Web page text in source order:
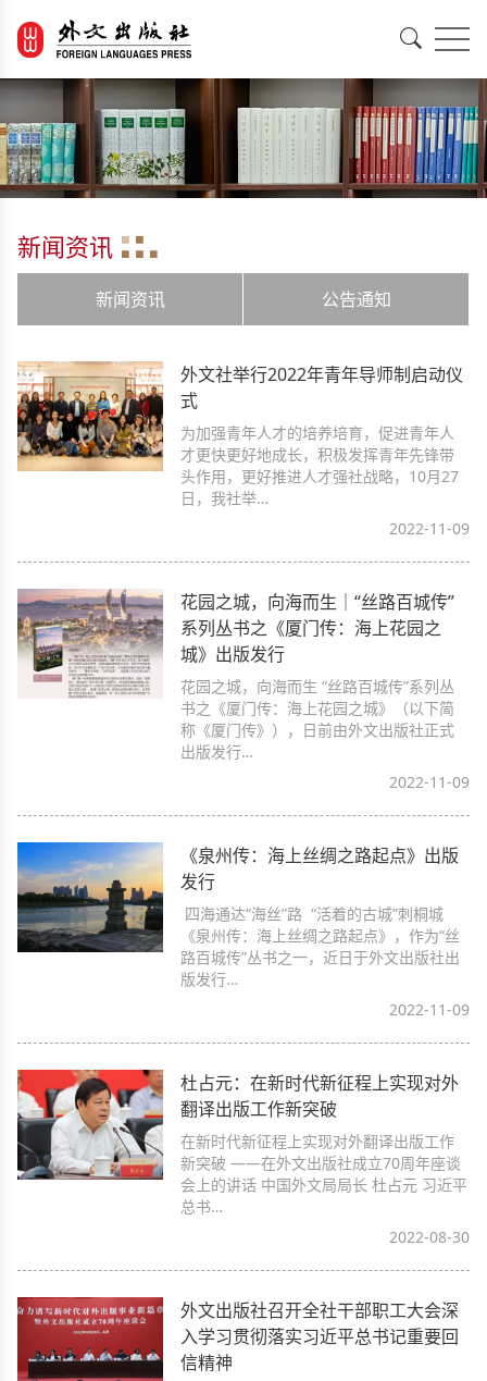
新闻资讯
新闻资讯 公告通知
外文社举行2022年青年导师制启动仪
式
为加强青年人才的培养培育，促进青年人
才更快更好地成长，积极发挥青年先锋带
头作用，更好推进人才强社战略，10月27
日，我社举…
2022-11-09
花园之城，向海而生｜“丝路百城传”
系列丛书之《厦门传：海上花园之
城》出版发行
花园之城，向海而生 “丝路百城传”系列丛
书之《厦门传：海上花园之城》（以下简
称《厦门传》），日前由外文出版社正式
出版发行…
2022-11-09
《泉州传：海上丝绸之路起点》出版
发行
四海通达“海丝”路 “活着的古城”刺桐城
《泉州传：海上丝绸之路起点》，作为“丝
路百城传”丛书之一，近日于外文出版社出
版发行…
2022-11-09
杜占元：在新时代新征程上实现对外
翻译出版工作新突破
在新时代新征程上实现对外翻译出版工作
新突破 ——在外文出版社成立70周年座谈
会上的讲话 中国外文局局长 杜占元 习近平
总书…
2022-08-30
外文出版社召开全社干部职工大会深
入学习贯彻落实习近平总书记重要回
信精神